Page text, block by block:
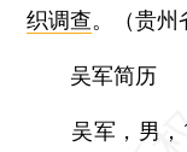
织调查。（贵州
吴军简历
吴军，男，